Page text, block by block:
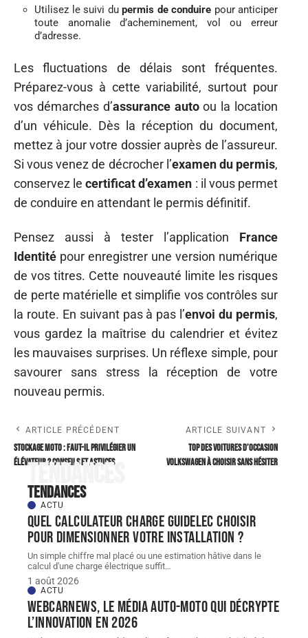
Utilisez le suivi du permis de conduire pour anticiper
toute anomalie d’acheminement, vol ou erreur
d’adresse.
Les fluctuations de délais sont fréquentes.
Préparez-vous à cette variabilité, surtout pour
vos démarches d’assurance autoou la location
d’un véhicule. Dès la réception du document,
mettez à jour votre dossier auprès de l’assureur.
Si vous venez de décrocher l’examen du permis,
conservez lecertificat d’examen : il vous permet
de conduire en attendant le permis définitif.
Pensez aussi à tester l’application France
Identité pour enregistrer une version numérique
de vos titres. Cette nouveauté limite les risques
de perte matérielle et simplifie vos contrôles sur
la route. En suivant pas à pas l’envoi du permis,
vous gardez la maîtrise du calendrier et évitez
les mauvaises surprises. Un réflexe simple, pour
savourer sans stress la réception de votre
nouveau permis.
ARTICLE PRÉCÉDENT
Stockage moto : faut-il privilégier un
élévateur ? Conseils et astuces
ARTICLE SUIVANT
Top des voitures d’occasion
Volkswagen à choisir sans hésiter
Tendances
Tendances
ACTU
Quel Calculateur charge guidelec choisir
pour dimensionner votre installation ?
Un simple chiffre mal placé ou une estimation hâtive dans le
calcul d'une charge électrique suffit…
1 août 2026
ACTU
Webcarnews, le média auto-moto qui décrypte
l’innovation en 2026